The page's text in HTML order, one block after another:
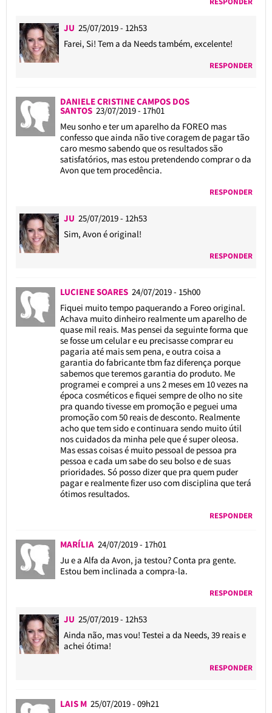
JU 25/07/2019 - 12h53
Farei, Si! Tem a da Needs também, excelente!
RESPONDER
DANIELE CRISTINE CAMPOS DOS
SANTOS 23/07/2019 - 17h01
Meu sonho e ter um aparelho da FOREO mas
confesso que ainda não tive coragem de pagar tão
caro mesmo sabendo que os resultados são
satisfatórios, mas estou pretendendo comprar o da
Avon que tem procedência.
RESPONDER
JU 25/07/2019 - 12h53
Sim, Avon é original!
RESPONDER
LUCIENE SOARES 24/07/2019 - 15h00
Fiquei muito tempo paquerando a Foreo original.
Achava muito dinheiro realmente um aparelho de
quase mil reais. Mas pensei da seguinte forma que
se fosse um celular e eu precisasse comprar eu
pagaria até mais sem pena, e outra coisa a
garantia do fabricante tbm faz diferença porque
sabemos que teremos garantia do produto. Me
programei e comprei a uns 2 meses em 10 vezes na
época cosméticos e fiquei sempre de olho no site
pra quando tivesse em promoção e peguei uma
promoção com 50 reais de desconto. Realmente
acho que tem sido e continuara sendo muito útil
nos cuidados da minha pele que é super oleosa.
Mas essas coisas é muito pessoal de pessoa pra
pessoa e cada um sabe do seu bolso e de suas
prioridades. Só posso dizer que pra quem puder
pagar e realmente fizer uso com disciplina que terá
ótimos resultados.
RESPONDER
MARÍLIA 24/07/2019 - 17h01
Ju e a Alfa da Avon, ja testou? Conta pra gente.
Estou bem inclinada a compra-la.
RESPONDER
JU 25/07/2019 - 12h53
Ainda não, mas vou! Testei a da Needs, 39 reais e
achei ótima!
RESPONDER
LAIS M 25/07/2019 - 09h21